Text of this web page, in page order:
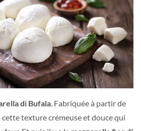
di Bufala. Fabriquée à partir de
texture crémeuse et douce qui